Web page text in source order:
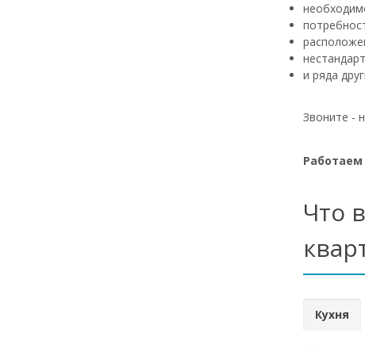
и ряда
Звоните -
Работаем
Что
Кухня